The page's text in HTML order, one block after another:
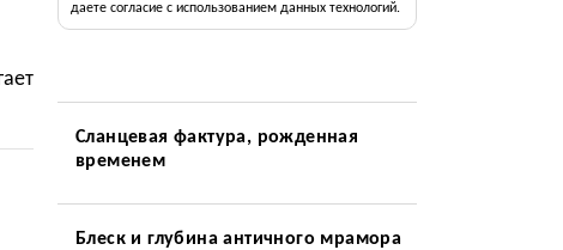
даете согласие с использованием данных технологий.
Сланцевая фактура, рожденная
временем
Блеск и глубина античного мрамора